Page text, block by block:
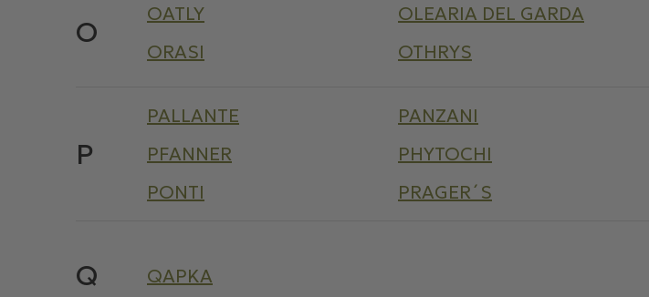
O
OATLY OLEARIA DEL GARDA
ORASI
OTHRYS
P
PALLANTE PANZANI
PFANNER
PHYTOCHI
PONTI
PRAGER´S
Q QAPKA